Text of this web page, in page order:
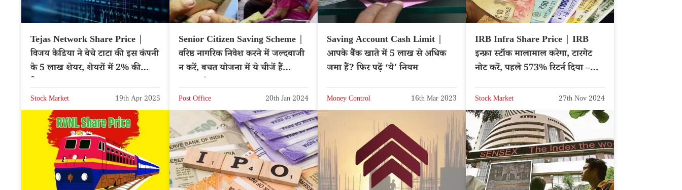
Tejas Network Share Price |
विजय केडिया ने बेचे टाटा की इस कंपनी
के 5 लाख शेयर, शेयरों में 2% की
Stock Market 19th Apr 2025
Senior Citizen Saving Scheme |
वरिष्ठ नागरिक निवेश करने में जल्दबाजी
न करें, बचत योजना में ये चीजें हैं
Post Office 20th Jan 2024
Saving Account Cash Limit |
आपके बैंक खाते में 5 लाख से अधिक
जमा हैं? फिर पढ़ें ‘ये’ नियम
Money Control 16th Mar 2023
IRB Infra Share Price | IRB
इन्फ्रा स्टॉक मालामाल करेगा, टारगेट
नोट करें, पहले 573% रिटर्न दिया –
Stock Market 27th Nov 2024